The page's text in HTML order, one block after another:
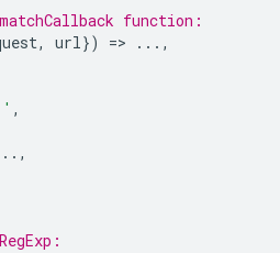
function:
, url}) =>
...,
,